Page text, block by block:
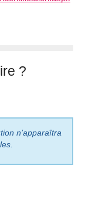
?
n’apparaîtra